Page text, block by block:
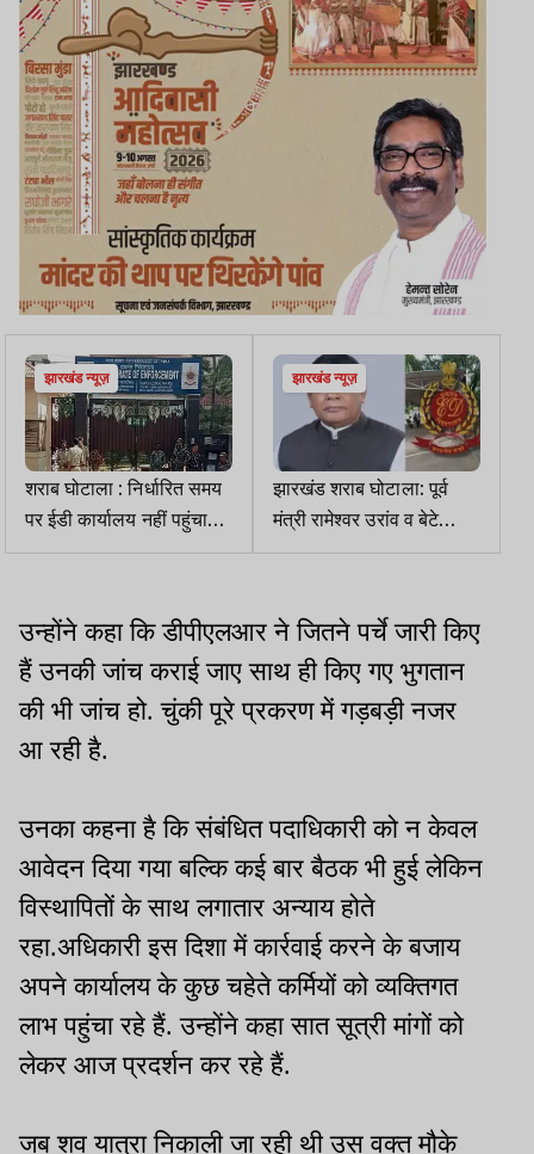
झारखंड न्यूज़
शराब घोटाला : निर्धारित समय
पर ईडी कार्यालय नहीं पहुंचा
रोहित उरांव
झारखंड न्यूज़
झारखंड शराब घोटाला: पूर्व
मंत्री रामेश्वर उरांव व बेटे
रोहित से आज व कल ED
उन्होंने कहा कि डीपीएलआर ने जितने पर्चे जारी किए
हैं उनकी जांच कराई जाए साथ ही किए गए भुगतान
की भी जांच हो. चुंकी पूरे प्रकरण में गड़बड़ी नजर
आ रही है.
उनका कहना है कि संबंधित पदाधिकारी को न केवल
आवेदन दिया गया बल्कि कई बार बैठक भी हुई लेकिन
विस्थापितों के साथ लगातार अन्याय होते
रहा.अधिकारी इस दिशा में कार्रवाई करने के बजाय
अपने कार्यालय के कुछ चहेते कर्मियों को व्यक्तिगत
लाभ पहुंचा रहे हैं. उन्होंने कहा सात सूत्री मांगों को
लेकर आज प्रदर्शन कर रहे हैं.
जब शव यात्रा निकाली जा रही थी उस वक्त मौके